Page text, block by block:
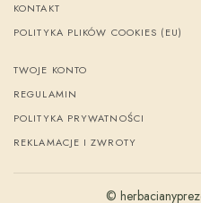
KONTAKT
POLITYKA PLIKÓW COOKIES (EU)
TWOJE KONTO
REGULAMIN
POLITYKA PRYWATNOŚCI
REKLAMACJE I ZWROTY
©